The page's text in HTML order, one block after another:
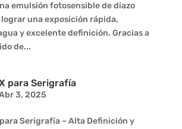
emulsión fotosensible de diazo
una exposición rápida,
y excelente definición. Gracias a
de...
para Serigrafía
3, 2025
Serigrafía – Alta Definición y